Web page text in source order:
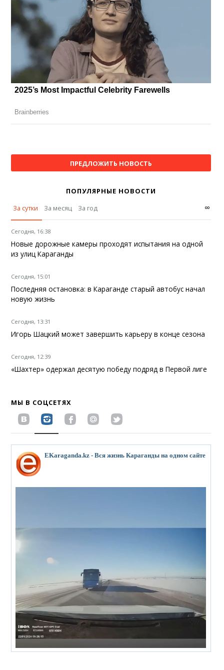
ПРЕДЛОЖИТЬ НОВОСТЬ
ПОПУЛЯРНЫЕ НОВОСТИ
За сутки
За месяц За год ∞
Сегодня, 16:38
Новые дорожные камеры проходят испытания на одной
из улиц Караганды
Сегодня, 15:01
Последняя остановка: в Караганде старый автобус начал
новую жизнь
Сегодня, 13:31
Игорь Шацкий может завершить карьеру в конце сезона
Сегодня, 12:39
«Шахтер» одержал десятую победу подряд в Первой лиге
МЫ В СОЦСЕТЯХ
EKaraganda.kz - Вся жизнь Караганды на одном сайте